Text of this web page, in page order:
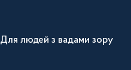
Для людей з вадами зору